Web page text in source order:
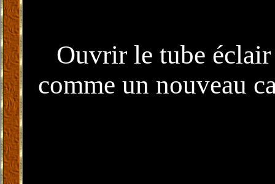
Ouvrir le tube
comme un nouveau